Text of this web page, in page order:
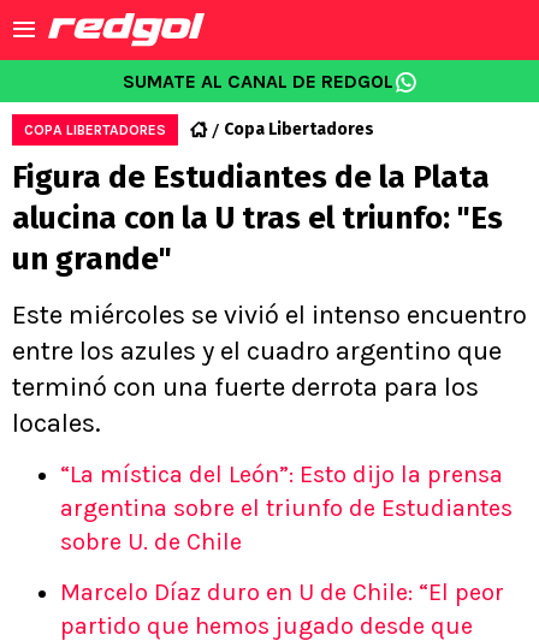
SUMATE AL CANAL DE REDGOL
COPA LIBERTADORES Copa Libertadores
Figura de Estudiantes de la Plata
alucina con la U tras el triunfo: "Es
un grande"
Este miércoles se vivió el intenso encuentro
entre los azules y el cuadro argentino que
terminó con una fuerte derrota para los
locales.
“La mística del León”: Esto dijo la prensa
argentina sobre el triunfo de Estudiantes
sobre U. de Chile
Marcelo Díaz duro en U de Chile: “El peor
partido que hemos jugado desde que